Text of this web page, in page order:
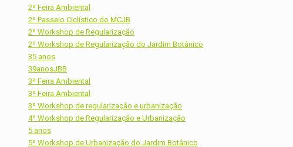
2ª Feira Ambiental
2º Passeio Ciclístico do MCJB
2º Workshop de Regularização
2º Workshop de Regularização do Jardim Botânico
35 anos
39anosJBB
3ª Feira Ambiental
3º Feira Ambiental
3º Workshop de regularização e urbanização
4º Workshop de Regularização e Urbanização
5 anos
5º Workshop de Urbanização do Jardim Botânico